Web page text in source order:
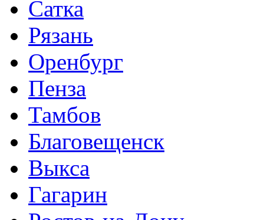
Сатка
Рязань
Оренбург
Пенза
Тамбов
Благовещенск
Выкса
Гагарин